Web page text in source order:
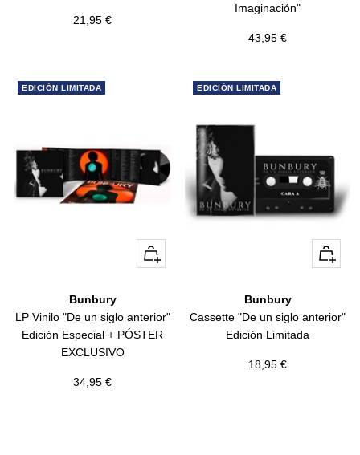
Precio
21,95 €
Imaginación"
Precio
43,95 €
EDICIÓN LIMITADA
+
Añadir
Bunbury
LP Vinilo "De un siglo anterior"
Edición Especial + PÓSTER
EXCLUSIVO
Precio
34,95 €
EDICIÓN LIMITADA
+
Añadir
Bunbury
Cassette "De un siglo anterior"
Edición Limitada
Precio
18,95 €